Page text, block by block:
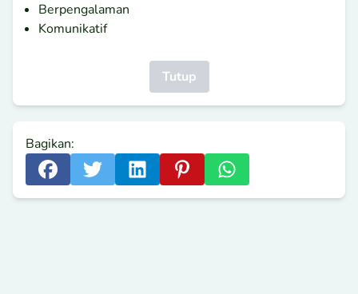
Berpengalaman
Komunikatif
Tutup
Bagikan: